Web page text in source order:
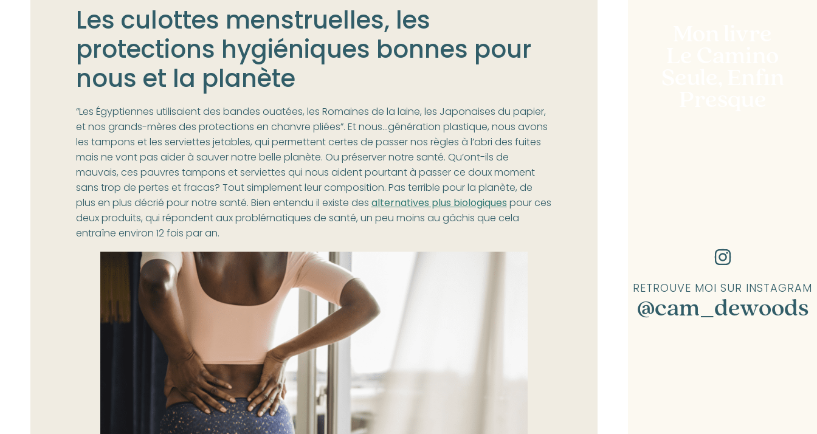
Les culottes menstruelles, les
protections hygiéniques bonnes pour
nous et la planète
“Les Égyptiennes utilisaient des bandes ouatées, les Romaines de la laine, les Japonaises du papier,
et nos grands-mères des protections en chanvre pliées”. Et nous…génération plastique, nous avons
les tampons et les serviettes jetables, qui permettent certes de passer nos règles à l’abri des fuites
mais ne vont pas aider à sauver notre belle planète. Ou préserver notre santé. Qu’ont-ils de
mauvais, ces pauvres tampons et serviettes qui nous aident pourtant à passer ce doux moment
sans trop de pertes et fracas? Tout simplement leur composition. Pas terrible pour la planète, de
plus en plus décrié pour notre santé. Bien entendu il existe desalternatives plus biologiquespour ces
deux produits, qui répondent aux problématiques de santé, un peu moins au gâchis que cela
entraîne environ 12 fois par an.
RETROUVE MOI SUR INSTAGRAM
@cam_dewoods